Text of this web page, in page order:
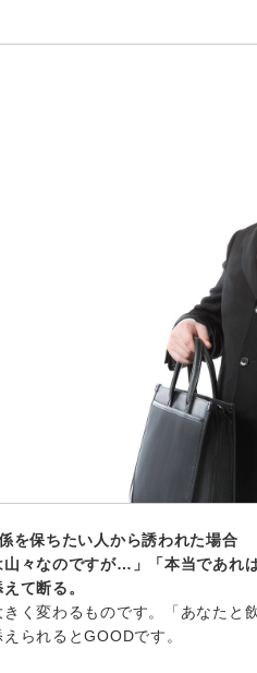
を保ちたい人から誘われた場合
々なのですが…」「本当であれ
て断る。
く変わるものです。「あなたと
られるとGOODです。